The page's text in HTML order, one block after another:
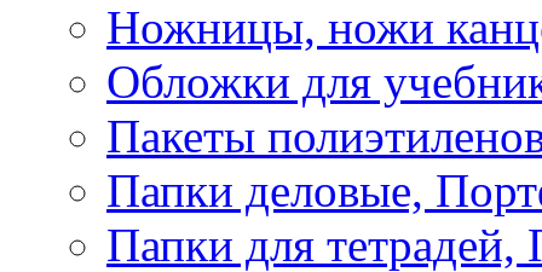
Ножницы, ножи
Обложки для
Пакеты
Папки деловые,
Папки для тетрадей,